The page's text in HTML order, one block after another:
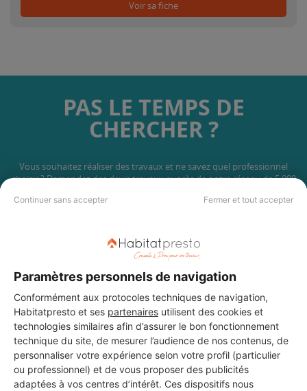
Continuer sans accepter Fermer et tout accepter
Paramètres personnels de navigation
Conformément aux protocoles techniques de navigation,
Habitatpresto et ses partenaires utilisent des cookies et
technologies similaires afin d’assurer le bon fonctionnement
technique du site, de mesurer l’audience de nos contenus, de
personnaliser votre expérience selon votre profil (particulier
ou professionnel) et de vous proposer des publicités
adaptées à vos centres d’intérêt. Ces dispositifs nous
Voir sa fiche
PAS LE TEMPS DE
CHERCHER ?
Vous souhaitez réaliser des travaux et ne savez quel professionnel
choisir ? Demandez des devis travauxauprès de notre réseau de 5 000
DEMANDER UN DEVIS